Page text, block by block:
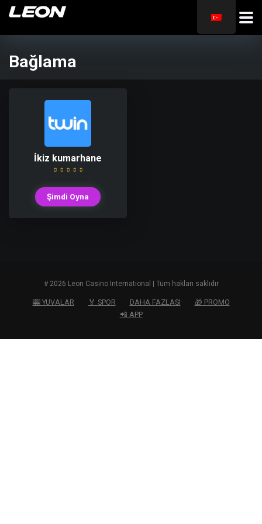
Bağlama
İkiz kumarhane
Şimdi Oyna
# 2026 Leon Casino International | Tüm hakları saklıdır
🎰 YUVALAR 🏅 SPOR DAHA FAZLASI
🎁 PROMO
📲 APP